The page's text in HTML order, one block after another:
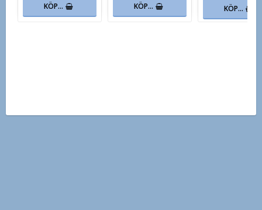
KÖP… KÖP… KÖP…